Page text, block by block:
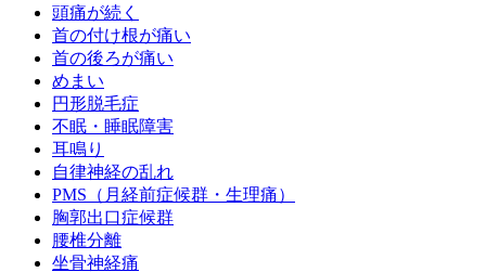
頭痛が続く
首の付け根が痛い
首の後ろが痛い
めまい
円形脱毛症
不眠・睡眠障害
耳鳴り
自律神経の乱れ
PMS（月経前症候群・生理痛）
胸郭出口症候群
腰椎分離
坐骨神経痛